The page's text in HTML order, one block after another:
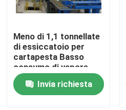
Notizie
Richieda una citazione
Meno di 1,1 tonnellate
di essiccatoio per
cartapesta Basso
consumo di vapore
Invia richiesta